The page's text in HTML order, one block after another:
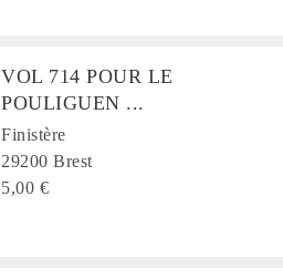
VOL 714 POUR LE
POULIGUEN ...
Finistère
29200 Brest
5,00 €